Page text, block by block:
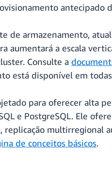
antecipado
de armazenamento,
aumentará a escala
Consulte a
está disponível em
para oferecer alta
e PostgreSQL. Ele
multirregional
de conceitos básicos.